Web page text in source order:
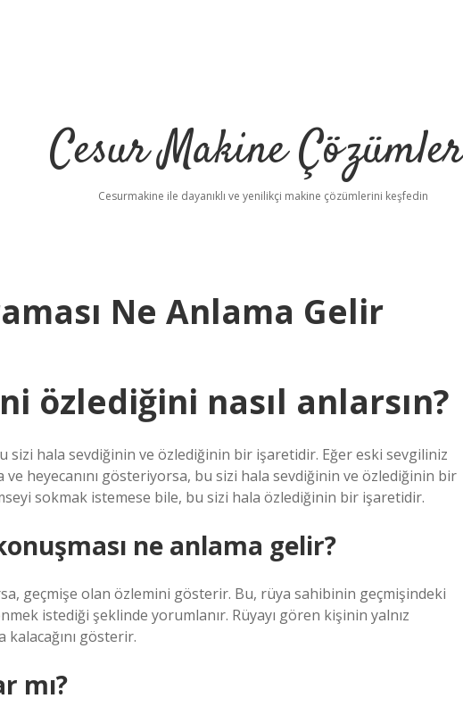
Cesur Makine
Cesurmakine ile dayanıklı ve yenilikçi makine çözümlerini keşfedin
Ne Anlama Gelir
özlediğini nasıl anlarsın?
sizi hala sevdiğinin ve özlediğinin bir işaretidir. Eğer eski sevgiliniz
heyecanını gösteriyorsa, bu sizi hala sevdiğinin ve özlediğinin bir
sokmak istemese bile, bu sizi hala özlediğinin bir işaretidir.
ne anlama gelir?
geçmişe olan özlemini gösterir. Bu, rüya sahibinin geçmişindeki
istediği şeklinde yorumlanır. Rüyayı gören kişinin yalnız
gösterir.
mı?